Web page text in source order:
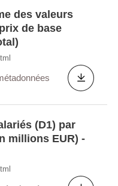
des valeurs
de base
(D1) par
millions EUR) -